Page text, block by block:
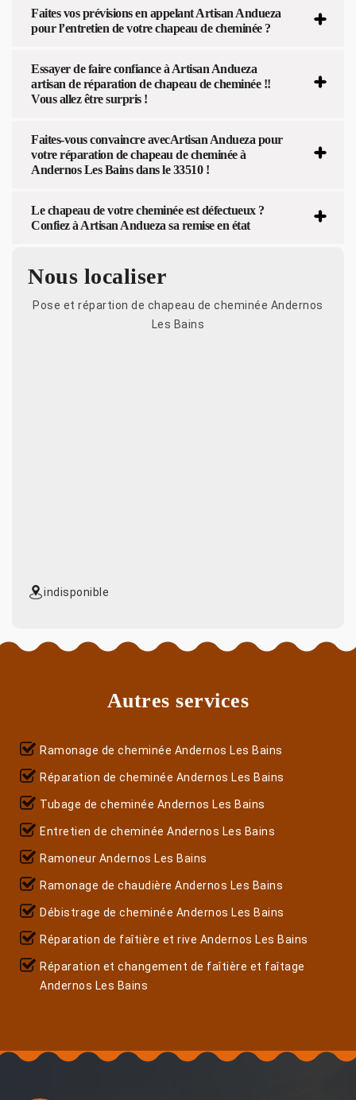
Faites vos prévisions en appelant Artisan Andueza
pour l’entretien de votre chapeau de cheminée ?
Essayer de faire confiance à Artisan Andueza
artisan de réparation de chapeau de cheminée !!
Vous allez être surpris !
Faites-vous convaincre avecArtisan Andueza pour
votre réparation de chapeau de cheminée à
Andernos Les Bains dans le 33510 !
Le chapeau de votre cheminée est défectueux ?
Confiez à Artisan Andueza sa remise en état
Nous localiser
Pose et répartion de chapeau de cheminée Andernos
Les Bains
indisponible
Autres services
Ramonage de cheminée Andernos Les Bains
Réparation de cheminée Andernos Les Bains
Tubage de cheminée Andernos Les Bains
Entretien de cheminée Andernos Les Bains
Ramoneur Andernos Les Bains
Ramonage de chaudière Andernos Les Bains
Débistrage de cheminée Andernos Les Bains
Réparation de faîtière et rive Andernos Les Bains
Réparation et changement de faîtière et faîtage
Andernos Les Bains